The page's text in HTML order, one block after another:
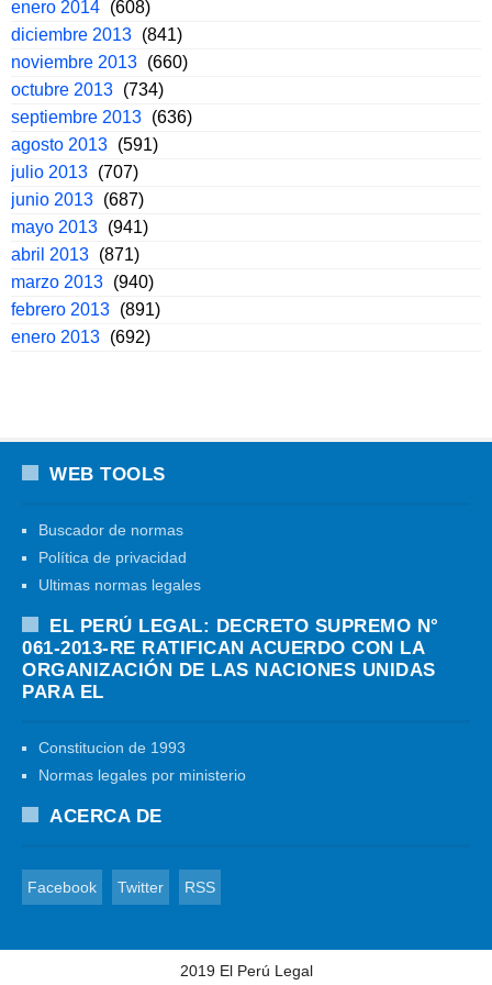
enero 2014 (608)
diciembre 2013 (841)
noviembre 2013 (660)
octubre 2013 (734)
septiembre 2013 (636)
agosto 2013 (591)
julio 2013 (707)
junio 2013 (687)
mayo 2013 (941)
abril 2013 (871)
marzo 2013 (940)
febrero 2013 (891)
enero 2013 (692)
WEB TOOLS
Buscador de normas
Política de privacidad
Ultimas normas legales
EL PERÚ LEGAL: DECRETO SUPREMO N°
061-2013-RE RATIFICAN ACUERDO CON LA
ORGANIZACIÓN DE LAS NACIONES UNIDAS
PARA EL
Constitucion de 1993
Normas legales por ministerio
ACERCA DE
Facebook Twitter RSS
2019 El Perú Legal